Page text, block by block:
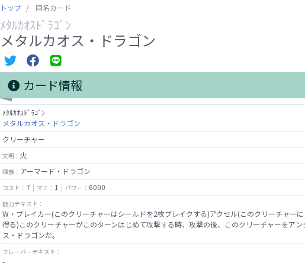
トップ 同名カード
ﾒﾀﾙｶｵｽﾄﾞﾗｺﾞﾝ
メタルカオス・ドラゴン
カード情報
ﾒﾀﾙｶｵｽﾄﾞﾗｺﾞﾝ
メタルカオス・ドラゴン
クリーチャー
文明： 火
種族： アーマード・ドラゴン
コスト： 7 マナ： 1 パワー： 6000
能力テキスト：
W・ブレイカー(このクリーチャーはシールドを2枚ブレイクする)アクセル(このクリーチャー
得る)このクリーチャーがこのターンはじめて攻撃する時、攻撃の後、このクリーチャーをア
ス・ドラゴンだ。
フレーバーテキスト：